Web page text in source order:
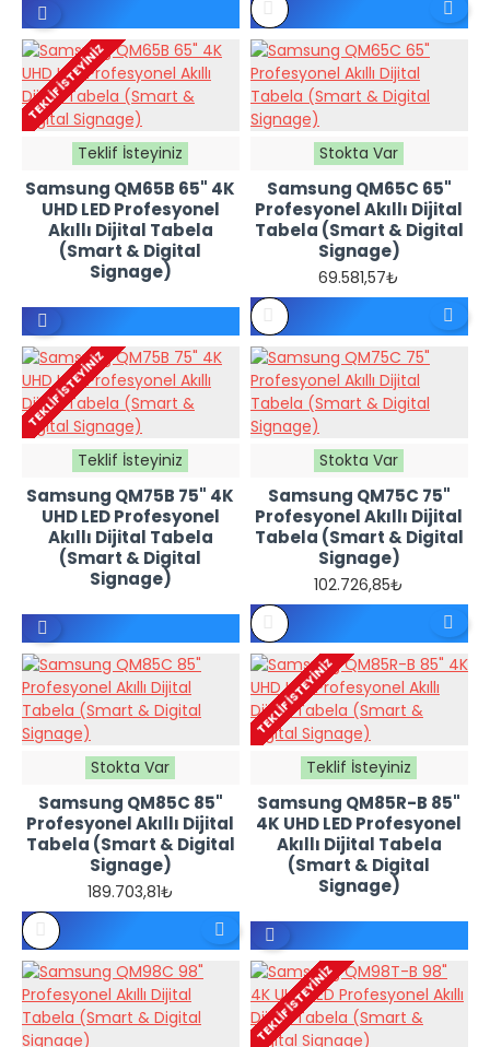
TEKLIF
İSTEYINIZ
TEKLIF İSTEYINIZ
Teklif İsteyiniz
Samsung QM65B 65" 4K
UHD LED Profesyonel
Akıllı Dijital Tabela
(Smart & Digital
Signage)
TEKLIF
İSTEYINIZ
Stokta Var
Samsung QM65C 65"
Profesyonel Akıllı Dijital
Tabela (Smart & Digital
Signage)
69.581,57₺
TEKLIF İSTEYINIZ
Teklif İsteyiniz
Samsung QM75B 75" 4K
UHD LED Profesyonel
Akıllı Dijital Tabela
(Smart & Digital
Signage)
TEKLIF
İSTEYINIZ
Stokta Var
Samsung QM75C 75"
Profesyonel Akıllı Dijital
Tabela (Smart & Digital
Signage)
102.726,85₺
TEKLIF
İSTEYINIZ
Stokta Var
Samsung QM85C 85"
Profesyonel Akıllı Dijital
Tabela (Smart & Digital
Signage)
189.703,81₺
TEKLIF İSTEYINIZ
Teklif İsteyiniz
Samsung QM85R-B 85"
4K UHD LED Profesyonel
Akıllı Dijital Tabela
(Smart & Digital
Signage)
TEKLIF İSTEYINIZ